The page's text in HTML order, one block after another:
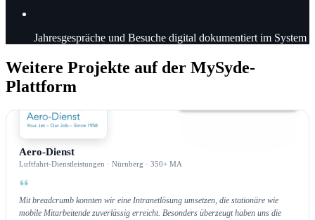
Jahresgespräche und Besuche digital dokumentiert im System
Weitere Projekte auf der MySyde-
Plattform
Intranet
Aero-Dienst
Luftfahrt-Dienstleistungen · Nürnberg · 350+ MA
Mit breadcrumb konnten wir eine Intranetlösung umsetzen, die stationäre wie
mobile Mitarbeitende zuverlässig erreicht. Besonders überzeugt haben uns die